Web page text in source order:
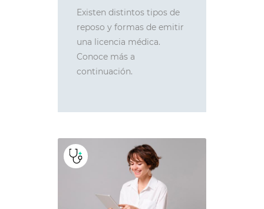
Existen distintos tipos de
reposo y formas de emitir
una licencia médica.
Conoce más a
continuación.